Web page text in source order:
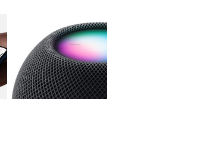
图库 图像 5